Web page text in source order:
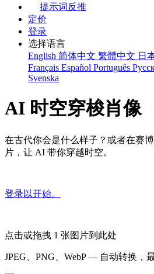
提示词反推
定价
登录
选择语言
English 简体中文 繁體中文 日
Français Español Português
Svenska
AI 时空穿梭肖像
在古代你会是什么样子？或者在赛
片，让 AI 带你穿越时空。
登录以开始。
点击或拖拽 1 张图片到此处
JPEG、PNG、WebP — 自动转换，